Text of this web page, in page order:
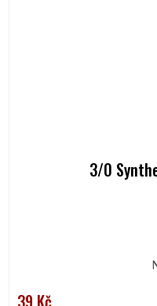
3/0
39 Kč